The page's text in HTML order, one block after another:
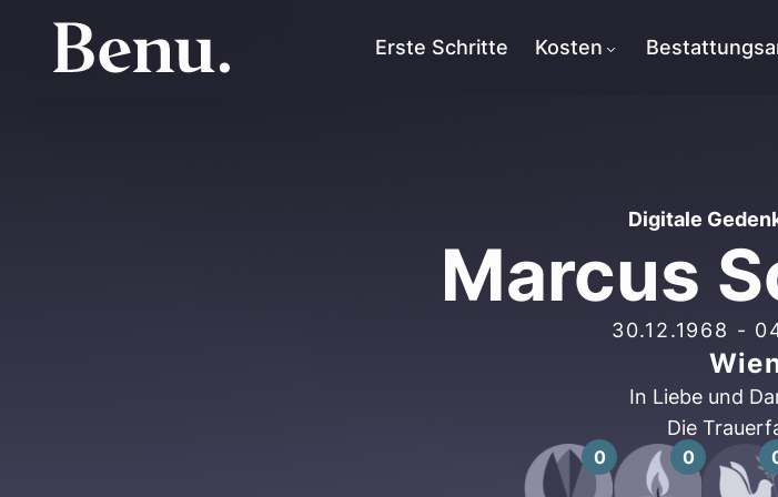
Erste Schritte Kosten
Digitale
Marcus
30.12.1968 -
In Liebe und
Die
0 0